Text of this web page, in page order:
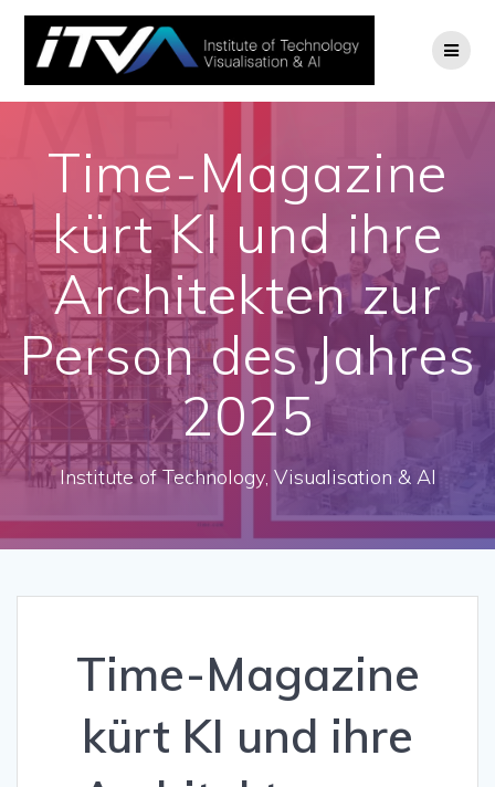
Zum
Inhalt
springen
Time-Magazine
kürt KI und ihre
Architekten zur
Person des Jahres
2025
Institute of Technology, Visualisation & AI
Time-Magazine
kürt KI und ihre